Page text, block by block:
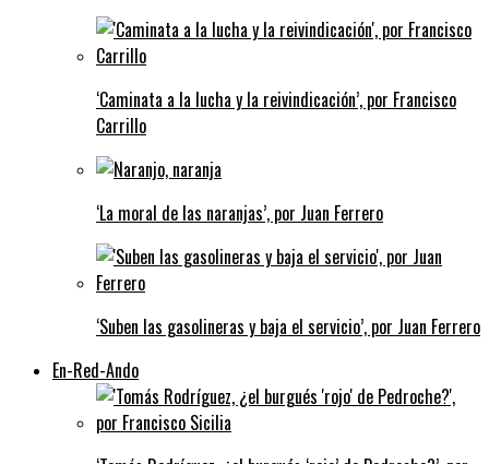
‘Caminata a la lucha y la reivindicación’, por Francisco
Carrillo
‘La moral de las naranjas’, por Juan Ferrero
‘Suben las gasolineras y baja el servicio’, por Juan Ferrero
En-Red-Ando